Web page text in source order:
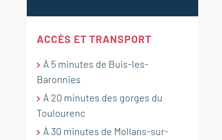
ACCÈS ET TRANSPORT
À 5 minutes de Buis-les-
Baronnies
À 20 minutes des gorges du
Toulourenc
À 30 minutes de Mollans-sur-